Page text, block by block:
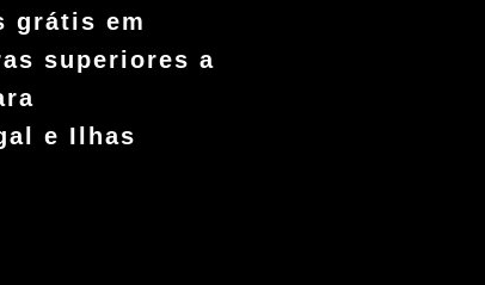
grátis em
superiores a
e Ilhas